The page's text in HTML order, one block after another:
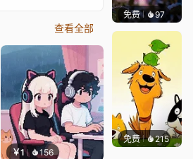
查看全部
￥1 156
免费 97 好看
免费 215渔小小